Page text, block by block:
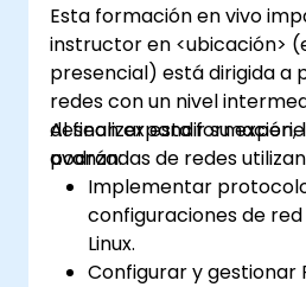
entornos de bases de
Automatizar
la gestión de bases
Python y Ansible.
Esta formación en vivo
instructor en <ubicación>
presencial) está dirigida a
redes con un nivel
desean expandir su
avanzadas de redes
Al finalizar esta
podrán:
Implementar
configuraciones de
Linux.
Configurar y gestionar